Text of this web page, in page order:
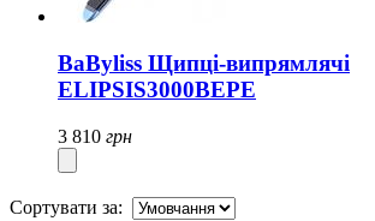
BaByliss Щипці-випрямлячі
ELIPSIS3000BEPE
3 810 грн
Сортувати за: